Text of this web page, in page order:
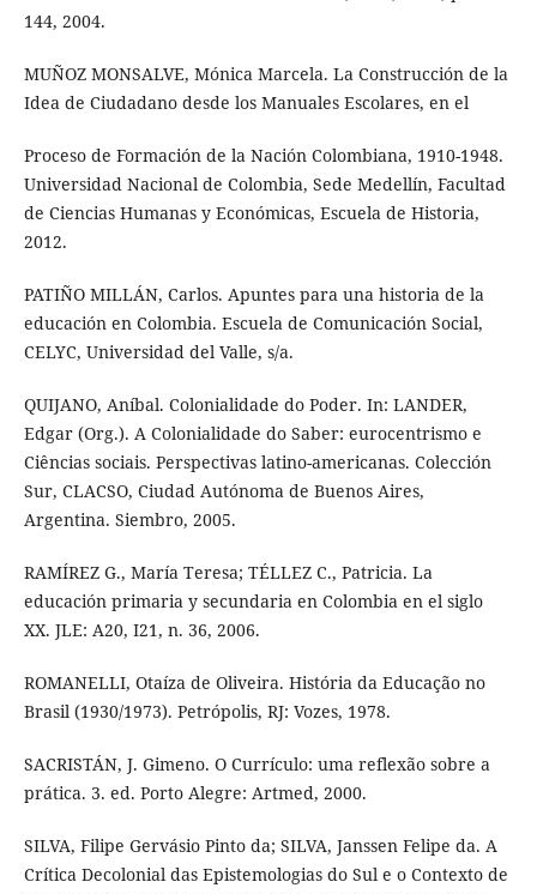
144, 2004.
MUÑOZ MONSALVE, Mónica Marcela. La Construcción de la
Idea de Ciudadano desde los Manuales Escolares, en el
Proceso de Formación de la Nación Colombiana, 1910-1948.
Universidad Nacional de Colombia, Sede Medellín, Facultad
de Ciencias Humanas y Económicas, Escuela de Historia,
2012.
PATIÑO MILLÁN, Carlos. Apuntes para una historia de la
educación en Colombia. Escuela de Comunicación Social,
CELYC, Universidad del Valle, s/a.
QUIJANO, Aníbal. Colonialidade do Poder. In: LANDER,
Edgar (Org.). A Colonialidade do Saber: eurocentrismo e
Ciências sociais. Perspectivas latino-americanas. Colección
Sur, CLACSO, Ciudad Autónoma de Buenos Aires,
Argentina. Siembro, 2005.
RAMÍREZ G., María Teresa; TÉLLEZ C., Patricia. La
educación primaria y secundaria en Colombia en el siglo
XX. JLE: A20, I21, n. 36, 2006.
ROMANELLI, Otaíza de Oliveira. História da Educação no
Brasil (1930/1973). Petrópolis, RJ: Vozes, 1978.
SACRISTÁN, J. Gimeno. O Currículo: uma reflexão sobre a
prática. 3. ed. Porto Alegre: Artmed, 2000.
SILVA, Filipe Gervásio Pinto da; SILVA, Janssen Felipe da. A
Crítica Decolonial das Epistemologias do Sul e o Contexto de